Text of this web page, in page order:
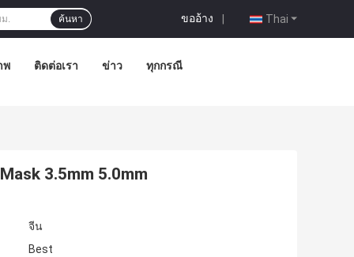
Thai
ขออ้าง |
ค้นหา
พ ติดต่อเรา ข่าว ทุกกรณี
3.5mm 5.0mm
จีน
Best